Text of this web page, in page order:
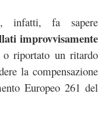
, infatti, fa sapere
improvvisamente
o riportato un ritardo
la compensazione
Europeo 261 del